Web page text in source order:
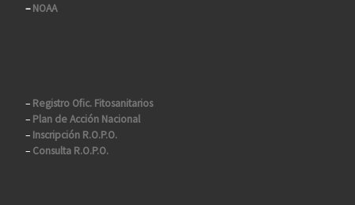
–NOAA
– Registro Ofic. Fitosanitarios
– Plan de Acción Nacional
– Inscripción R.O.P.O.
– Consulta R.O.P.O.